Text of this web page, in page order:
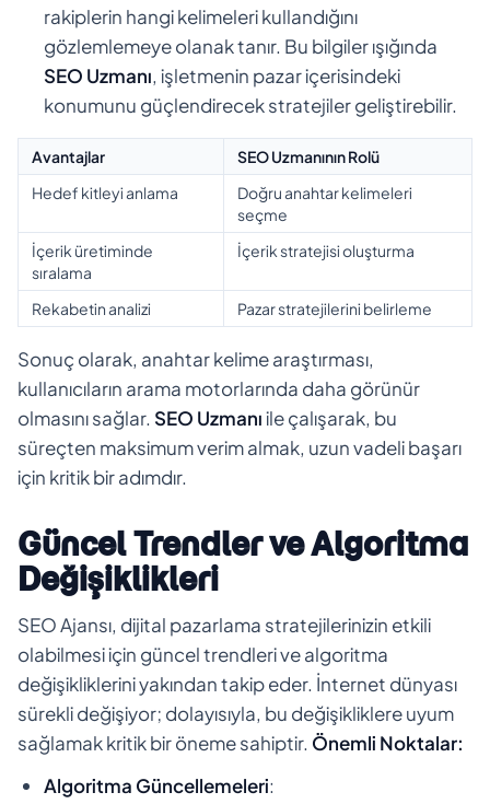
rakiplerin hangi kelimeleri kullandığını
gözlemlemeye olanak tanır. Bu bilgiler ışığında
SEO Uzmanı, işletmenin pazar içerisindeki
konumunu güçlendirecek stratejiler geliştirebilir.
Avantajlar
SEO Uzmanının Rolü
Hedef kitleyi anlama
Doğru anahtar kelimeleri
seçme
İçerik üretiminde
sıralama
İçerik stratejisi oluşturma
Rekabetin analizi Pazar stratejilerini belirleme
Sonuç olarak, anahtar kelime araştırması,
kullanıcıların arama motorlarında daha görünür
olmasını sağlar. SEO Uzmanıile çalışarak, bu
süreçten maksimum verim almak, uzun vadeli başarı
için kritik bir adımdır.
Güncel Trendler ve Algoritma
Değişiklikleri
SEO Ajansı, dijital pazarlama stratejilerinizin etkili
olabilmesi için güncel trendleri ve algoritma
değişikliklerini yakından takip eder. İnternet dünyası
sürekli değişiyor; dolayısıyla, bu değişikliklere uyum
sağlamak kritik bir öneme sahiptir. Önemli Noktalar:
Algoritma Güncellemeleri: